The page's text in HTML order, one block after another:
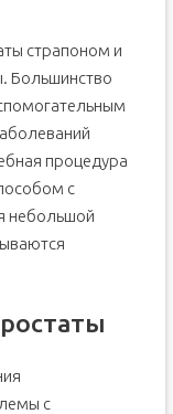
страпоном и
Большинство
процедура
с
небольшой
с